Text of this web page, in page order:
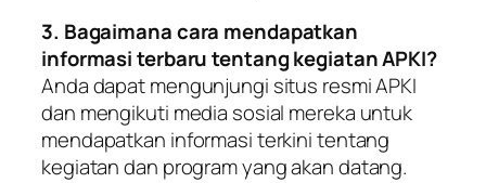
3. Bagaimana cara mendapatkan
informasi terbaru tentang kegiatan APKI?
Anda dapat mengunjungi situs resmi APKI
dan mengikuti media sosial mereka untuk
mendapatkan informasi terkini tentang
kegiatan dan program yang akan datang.